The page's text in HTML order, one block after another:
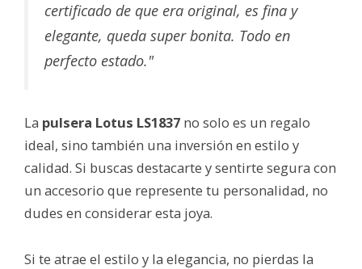
certificado de que era original, es fina y
elegante, queda super bonita. Todo en
perfecto estado."
La pulsera Lotus LS1837 no solo es un regalo
ideal, sino también una inversión en estilo y
calidad. Si buscas destacarte y sentirte segura con
un accesorio que represente tu personalidad, no
dudes en considerar esta joya.
Si te atrae el estilo y la elegancia, no pierdas la